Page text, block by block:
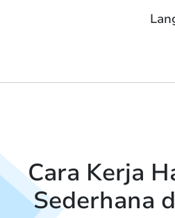
Cara Kerja
Sederhana